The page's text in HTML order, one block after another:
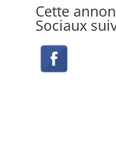
Cette
Sociaux